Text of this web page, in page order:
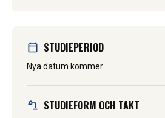
STUDIEPERIOD
Nya datum kommer
STUDIEFORM OCH TAKT